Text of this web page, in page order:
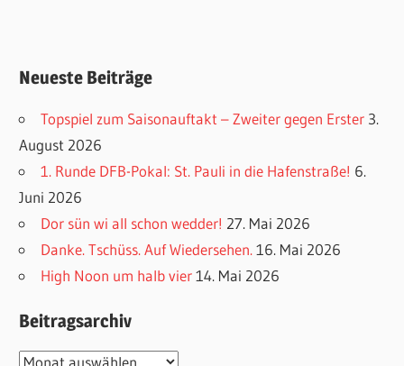
Neueste Beiträge
Topspiel zum Saisonauftakt – Zweiter gegen Erster 3.
August 2026
1. Runde DFB-Pokal: St. Pauli in die Hafenstraße! 6.
Juni 2026
Dor sün wi all schon wedder! 27. Mai 2026
Danke. Tschüss. Auf Wiedersehen. 16. Mai 2026
High Noon um halb vier 14. Mai 2026
Beitragsarchiv
Beitragsarchiv